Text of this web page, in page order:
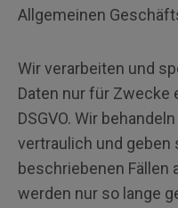
Allgemeinen
Wir verarbeiten und
Daten nur für Zwecke
DSGVO. Wir
vertraulich und geben
beschriebenen Fällen
werden nur so lange